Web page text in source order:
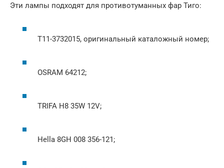
Эти лампы подходят для противотуманных фар Тиго:
T11-3732015, оригинальный каталожный номер;
OSRAM 64212;
TRIFA H8 35W 12V;
Hella 8GH 008 356-121;